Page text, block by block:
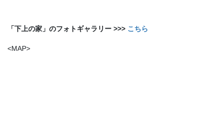
「下上の家」のフォトギャラリー >>> こちら
<MAP>